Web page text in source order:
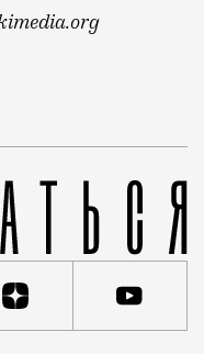
пополнился